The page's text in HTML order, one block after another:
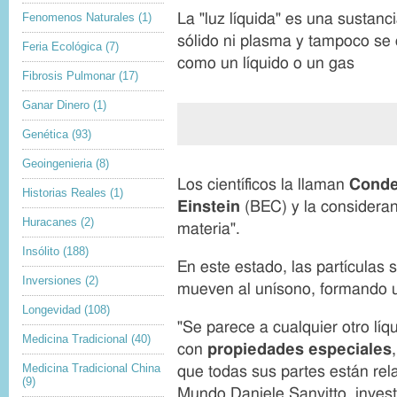
Fenomenos Naturales (1)
Feria Ecológica (7)
Fibrosis Pulmonar (17)
Ganar Dinero (1)
Genética (93)
Geoingenieria (8)
Historias Reales (1)
Huracanes (2)
Insólito (188)
Inversiones (2)
Longevidad (108)
Medicina Tradicional (40)
Medicina Tradicional China
(9)
d
a
u
a
m
g
n
t
i
o
La "luz líquida" es una
sólido ni plasma y tampoco
como un líquido o un gas
n
d
e
a
s
e
c
Los científicos la llaman
Einstein (BEC) y la
materia".
En este estado, las partículas
mueven al unísono, formando
"Se parece a cualquier otro
con propiedades especiales
que todas sus partes están
Mundo Daniele Sanvitto,